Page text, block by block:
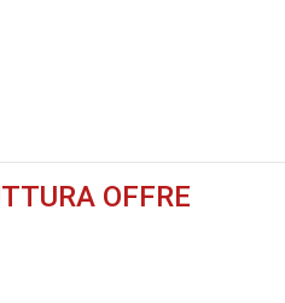
OFFRE